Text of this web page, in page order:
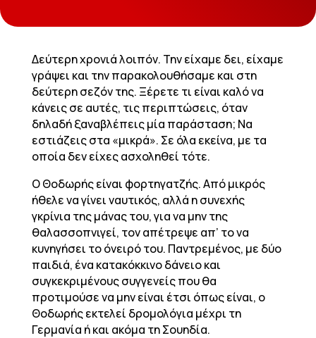
Δεύτερη χρονιά λοιπόν. Την είχαμε δει, είχαμε
γράψει και την παρακολουθήσαμε και στη
δεύτερη σεζόν της. Ξέρετε τι είναι καλό να
κάνεις σε αυτές, τις περιπτώσεις, όταν
δηλαδή ξαναβλέπεις μία παράσταση; Να
εστιάζεις στα «μικρά». Σε όλα εκείνα, με τα
οποία δεν είχες ασχοληθεί τότε.
Ο Θοδωρής είναι φορτηγατζής. Από μικρός
ήθελε να γίνει ναυτικός, αλλά η συνεχής
γκρίνια της μάνας του, για να μην της
θαλασσοπνιγεί, τον απέτρεψε απ’ το να
κυνηγήσει το όνειρό του. Παντρεμένος, με δύο
παιδιά, ένα κατακόκκινο δάνειο και
συγκεκριμένους συγγενείς που θα
προτιμούσε να μην είναι έτσι όπως είναι, ο
Θοδωρής εκτελεί δρομολόγια μέχρι τη
Γερμανία ή και ακόμα τη Σουηδία.